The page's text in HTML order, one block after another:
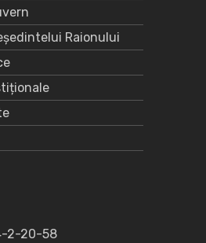
Raionului
2-20-58